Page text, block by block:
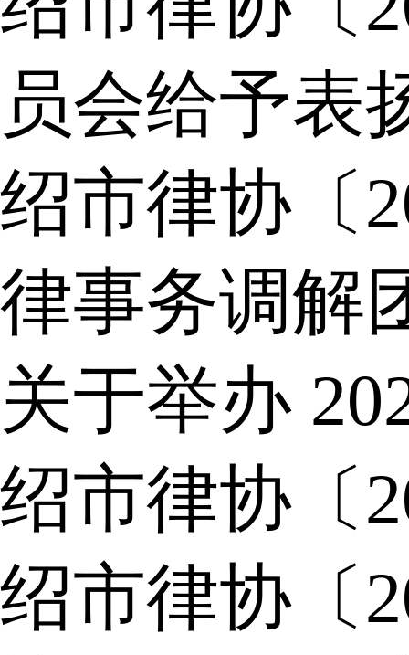
员会给予表
绍市律协〔
律事务调解
关于举办
绍市律协〔
绍市律协〔